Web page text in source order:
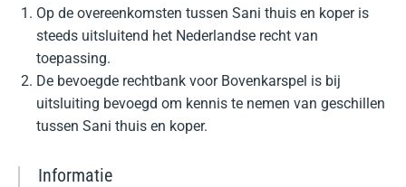
Op de overeenkomsten tussen Sani thuis en koper is
steeds uitsluitend het Nederlandse recht van
toepassing.
De bevoegde rechtbank voor Bovenkarspel is bij
uitsluiting bevoegd om kennis te nemen van geschillen
tussen Sani thuis en koper.
Informatie